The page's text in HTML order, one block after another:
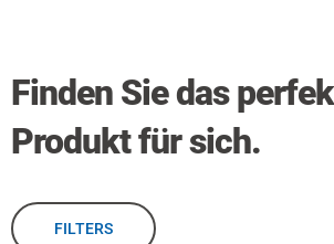
Finden Sie das
Produkt für sich.
FILTERS